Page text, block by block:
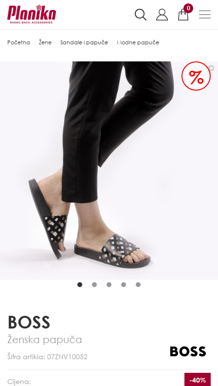
0
Početna Žene Sandale i papuče Modne papuče
%
BOSS
Ženska papuča
Šifra artikla: 07ZNV10052
Cijena: -40%